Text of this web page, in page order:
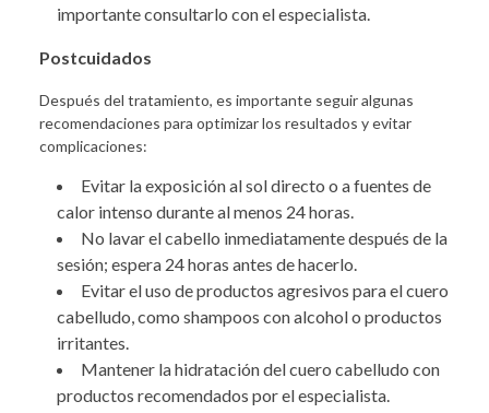
importante consultarlo con el especialista.
Postcuidados
Después del tratamiento, es importante seguir algunas
recomendaciones para optimizar los resultados y evitar
complicaciones:
Evitar la exposición al sol directo o a fuentes de
calor intenso durante al menos 24 horas.
No lavar el cabello inmediatamente después de la
sesión; espera 24 horas antes de hacerlo.
Evitar el uso de productos agresivos para el cuero
cabelludo, como shampoos con alcohol o productos
irritantes.
Mantener la hidratación del cuero cabelludo con
productos recomendados por el especialista.